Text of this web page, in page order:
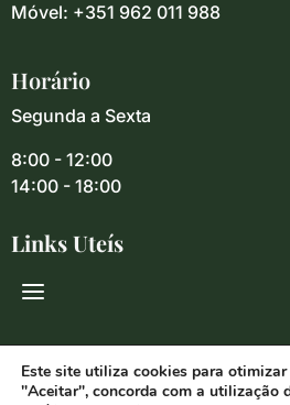
Móvel: +351 962 011 988
Horário
Segunda a Sexta
8:00 - 12:00
14:00 - 18:00
Links Uteís
Redes Sociais
Este site utiliza cookies para
"Aceitar", concorda com a utilização